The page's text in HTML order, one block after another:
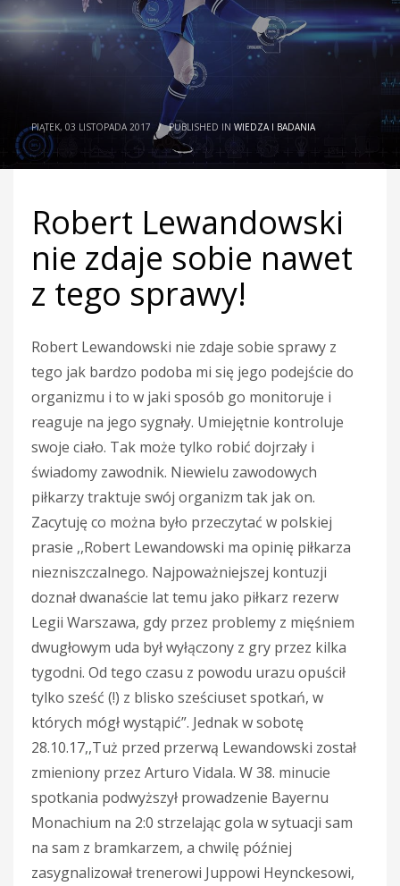
PIĄTEK, 03 LISTOPADA 2017 / PUBLISHED IN WIEDZA I BADANIA
Robert Lewandowski
nie zdaje sobie nawet
z tego sprawy!
Robert Lewandowski nie zdaje sobie sprawy z
tego jak bardzo podoba mi się jego podejście do
organizmu i to w jaki sposób go monitoruje i
reaguje na jego sygnały. Umiejętnie kontroluje
swoje ciało. Tak może tylko robić dojrzały i
świadomy zawodnik. Niewielu zawodowych
piłkarzy traktuje swój organizm tak jak on.
Zacytuję co można było przeczytać w polskiej
prasie ,,Robert Lewandowski ma opinię piłkarza
niezniszczalnego. Najpoważniejszej kontuzji
doznał dwanaście lat temu jako piłkarz rezerw
Legii Warszawa, gdy przez problemy z mięśniem
dwugłowym uda był wyłączony z gry przez kilka
tygodni. Od tego czasu z powodu urazu opuścił
tylko sześć (!) z blisko sześciuset spotkań, w
których mógł wystąpić”. Jednak w sobotę
28.10.17,,Tuż przed przerwą Lewandowski został
zmieniony przez Arturo Vidala. W 38. minucie
spotkania podwyższył prowadzenie Bayernu
Monachium na 2:0 strzelając gola w sytuacji sam
na sam z bramkarzem, a chwilę później
zasygnalizował trenerowi Juppowi Heynckesowi,